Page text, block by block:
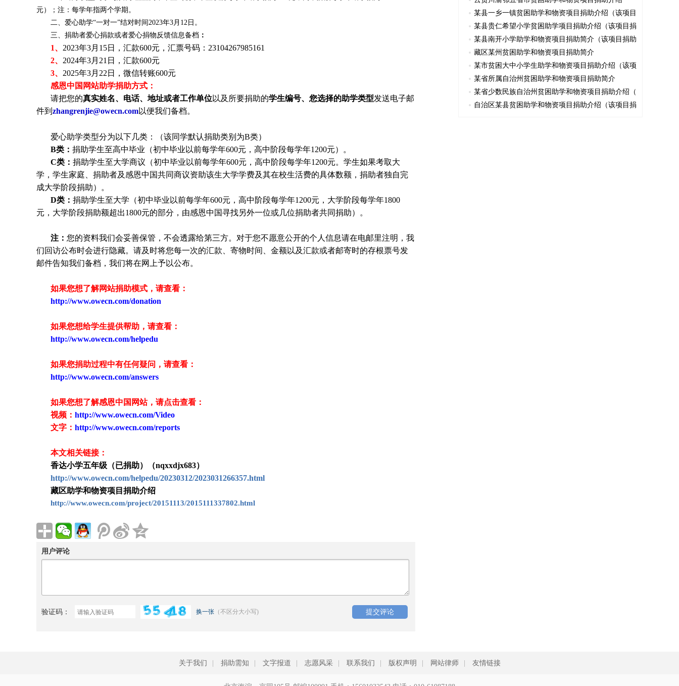
元）；注：每学年指两个学期。
二、爱心助学“一对一”结对时间2023年3月12日。
三、捐助者爱心捐款或者爱心捐物反馈信息备档 ：
1、 2023年3月15日，汇款600元，汇票号码：23104267985161
2、 2024年3月21日，汇款600元
3、 2025年3月22日，微信转账600元
感恩中国网站助学捐助方式：
请把您的真实姓名、电话、地址或者工作单位以及所要捐助的学生编号、您选择的助学类型发送电子邮
件到 zhangrenjie@owecn.com以便我们备档。
爱心助学类型分为以下几类：（该同学默认捐助类别为B类）
B类： 捐助学生至高中毕业（初中毕业以前每学年600元，高中阶段每学年1200元）。
C类： 捐助学生至大学商议（初中毕业以前每学年600元，高中阶段每学年1200元。 学生如果考取大
学， 学生家庭、捐助者及感恩中国共同商议资助该生大学学费及其在校生活费的具体数额，捐助者独自完
成大学阶段捐助）。
D类： 捐助学生至大学（初中毕业以前每学年600元，高中阶段每学年1200元，大学阶段每学年1800
元，大学阶段捐助额超出1800元的部分，由感恩中国寻找另外一位或几位捐助者共同捐助）。
注： 您的资料我们会妥善保管，不会透露给第三方。对于您不愿意公开的个人信息请在电邮里注明，我
们回访公布时会进行隐藏。请及时将您每一次的汇款、寄物时间、金额以及汇款或者邮寄时的存根票号发
邮件告知我们备档，我们将在网上予以公布。
如果您想了解网站捐助模式，请查看：
http://www.owecn.com/donation
如果您想给学生提供帮助，请查看 ：
http://www.owecn.com/helpedu
如果您捐助过程中有任何疑问，请查看 ：
http://www.owecn.com/answers
如果您想了解感恩中国网站，请点击查看：
视频： http://www.owecn.com/Video
文字： http://www.owecn.com/reports
本文相关链接：
香达小学五年级（已捐助）（nqxxdjx683）
http://www.owecn.com/helpedu/20230312/2023031266357.html
藏区助学和物资项目捐助介绍
http://www.owecn.com/project/20151113/2015111337802.html
用户评论
验证码： 换一张 （不区分大小写)
某县一乡一镇贫困助学和物资项目捐助介绍（该项目
某县贵仁希望小学贫困助学项目捐助介绍（该项目捐
某县南开小学助学和物资项目捐助简介（该项目捐助
藏区某州贫困助学和物资项目捐助简介
某市贫困大中小学生助学和物资项目捐助介绍（该项
某省所属自治州贫困助学和物资项目捐助简介
某省少数民族自治州贫困助学和物资项目捐助介绍（
自治区某县贫困助学和物资项目捐助介绍（该项目捐
关于我们 捐助需知 文字报道 志愿风采 联系我们 版权声明 网站律师 友情链接